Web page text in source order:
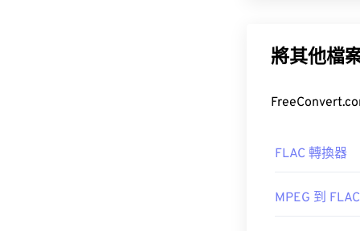
的 50% 到
將其他檔
FLAC 轉換器
MPEG 到 FLAC